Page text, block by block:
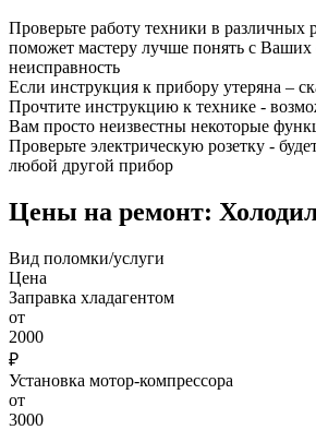
Проверьте работу техники в различных
поможет мастеру лучше понять с Ваших
неисправность
Если инструкция к прибору утеряна –
Прочтите инструкцию к технике -
Вам просто неизвестны некоторые
Проверьте электрическую розетку -
любой другой прибор
Цены на ремонт:
Вид поломки/услуги
Цена
Заправка хладагентом
от
2000
₽
Установка мотор-компрессора
от
3000